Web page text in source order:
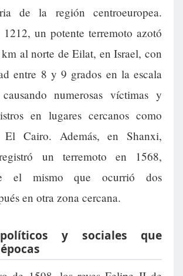
de la región centroeuropea.
un potente terremoto azotó
al norte de Eilat, en Israel, con
entre 8 y 9 grados en la escala
numerosas víctimas y
en lugares cercanos como
El Cairo. Además, en Shanxi,
un terremoto en 1568,
el mismo que ocurrió dos
en otra zona cercana.
y sociales que